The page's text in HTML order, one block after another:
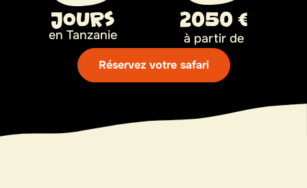
Jours
en Tanzanie
2050 €
à partir de
Réservez votre safari